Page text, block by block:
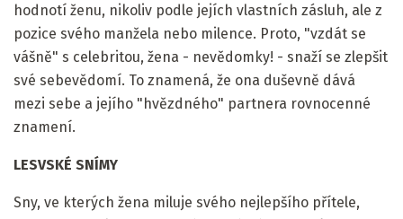
hodnotí ženu, nikoliv podle jejích vlastních zásluh, ale z
pozice svého manžela nebo milence. Proto, "vzdát se
vášně" s celebritou, žena - nevědomky! - snaží se zlepšit
své sebevědomí. To znamená, že ona duševně dává
mezi sebe a jejího "hvězdného" partnera rovnocenné
znamení.
LESVSKÉ SNÍMY
Sny, ve kterých žena miluje svého nejlepšího přítele,